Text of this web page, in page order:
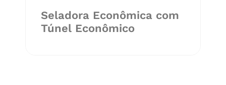
Seladora Econômica com
Túnel Econômico